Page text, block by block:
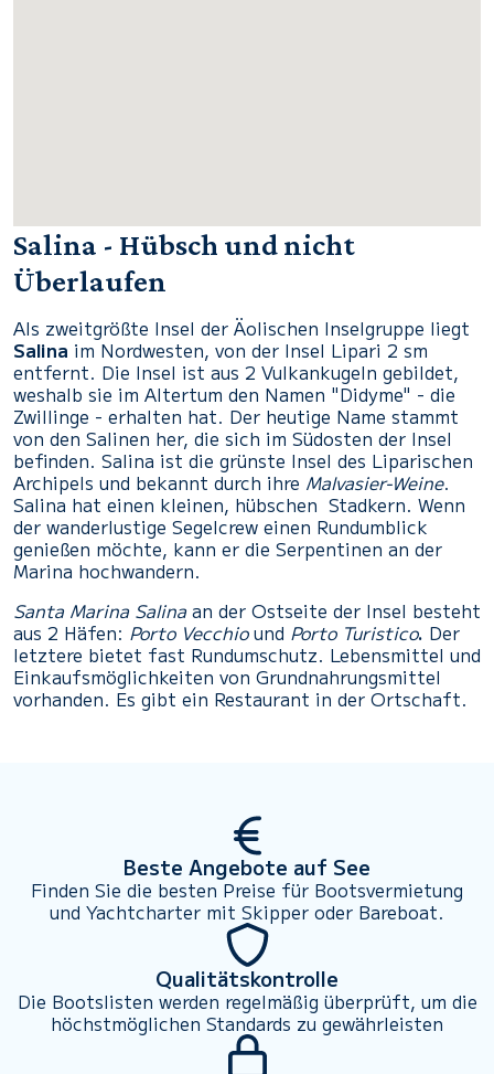
Salina - Hübsch und nicht
Überlaufen
Als zweitgrößte Insel der Äolischen Inselgruppe liegt
Salina im Nordwesten, von der Insel Lipari 2 sm
entfernt. Die Insel ist aus 2 Vulkankugeln gebildet,
weshalb sie im Altertum den Namen "Didyme" - die
Zwillinge - erhalten hat. Der heutige Name stammt
von den Salinen her, die sich im Südosten der Insel
befinden. Salina ist die grünste Insel des Liparischen
Archipels und bekannt durch ihre Malvasier-Weine.
Salina hat einen kleinen, hübschen Stadkern. Wenn
der wanderlustige Segelcrew einen Rundumblick
genießen möchte, kann er die Serpentinen an der
Marina hochwandern.
Santa Marina Salinaan der Ostseite der Insel besteht
aus 2 Häfen: Porto Vecchiound Porto Turistico. Der
letztere bietet fast Rundumschutz. Lebensmittel und
Einkaufsmöglichkeiten von Grundnahrungsmittel
vorhanden. Es gibt ein Restaurant in der Ortschaft.
Beste Angebote auf See
Finden Sie die besten Preise für Bootsvermietung
und Yachtcharter mit Skipper oder Bareboat.
Qualitätskontrolle
Die Bootslisten werden regelmäßig überprüft, um die
höchstmöglichen Standards zu gewährleisten